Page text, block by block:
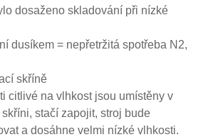
dosaženo skladování při nízké
dusíkem = nepřetržitá spotřeba N2,
skříně
citlivé na vlhkost jsou umístěny v
stačí zapojit, stroj bude
a dosáhne velmi nízké vlhkosti.